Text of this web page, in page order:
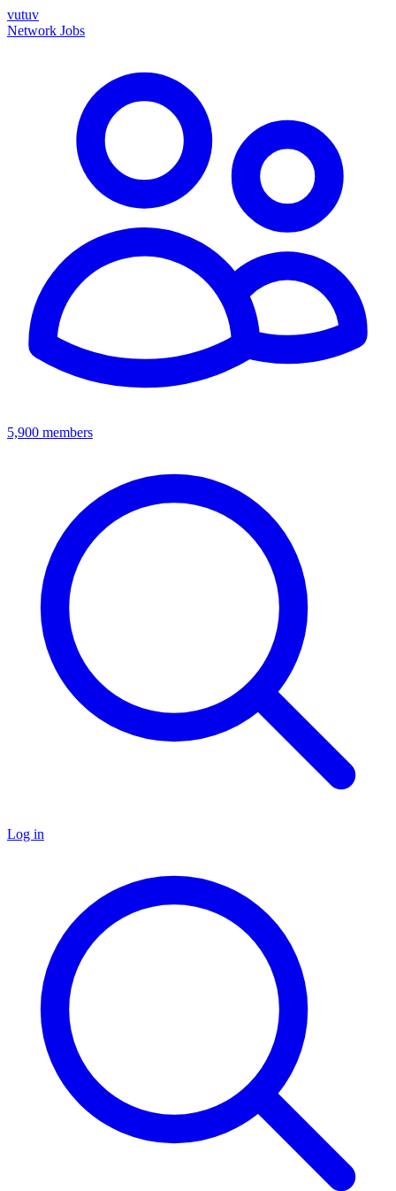
vutuv
Network Jobs
5,900 members
Log in